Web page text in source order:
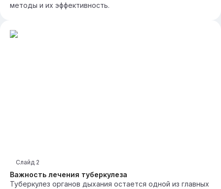
методы и их эффективность.
Важность лечения туберкулеза
Слайд 2
Туберкулез органов дыхания остается одной из главных